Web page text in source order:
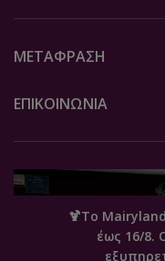
🍹Το
έως 16/8.
ΜΕΤΆΦΡΑΣΗ
ΕΠΙΚΟΙΝΩΝΙΑ